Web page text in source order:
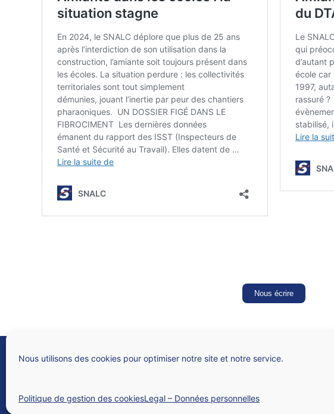
Nous utilisons des cookies pour optimiser notre site et notre service.
Politique de gestion des cookiesLegal – Données personnelles
Nous écrire
Syndicat national des lycées, collèges, écoles et du supérieur
4 rue de Trévise – 75009 PARIS
Qui sommes-nous ? Nous contacter